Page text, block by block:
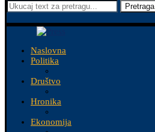
Pretraga
Naslovna
Politika
Društvo
Hronika
Ekonomija